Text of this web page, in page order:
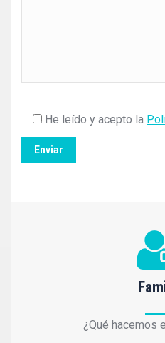
He leído y acepto la
¿Qué hacemos